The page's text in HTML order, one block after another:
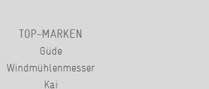
TOP-MARKEN
Güde
Windmühlenmesser
Kai